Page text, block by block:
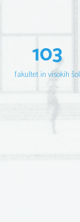
103
fakultet in visokih šol